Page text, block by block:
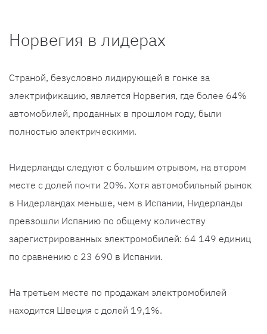
Норвегия в лидерах
Страной, безусловно лидирующей в гонке за
электрификацию, является Норвегия, где более 64%
автомобилей, проданных в прошлом году, были
полностью электрическими.
Нидерланды следуют с большим отрывом, на втором
месте с долей почти 20%. Хотя автомобильный рынок
в Нидерландах меньше, чем в Испании, Нидерланды
превзошли Испанию по общему количеству
зарегистрированных электромобилей: 64 149 единиц
по сравнению с 23 690 в Испании.
На третьем месте по продажам электромобилей
находится Швеция с долей 19,1%.